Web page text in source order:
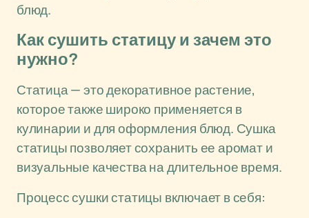
блюд.
Как сушить статицу и зачем это
нужно?
Статица — это декоративное растение,
которое также широко применяется в
кулинарии и для оформления блюд. Сушка
статицы позволяет сохранить ее аромат и
визуальные качества на длительное время.
Процесс сушки статицы включает в себя: